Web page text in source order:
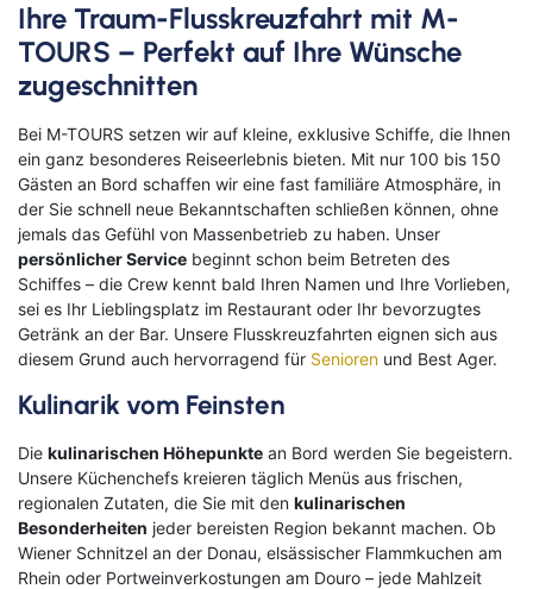
Bahn
Ihre Traum-Flusskreuzfahrt mit M-
TOURS – Perfekt auf Ihre Wünsche
zugeschnitten
Bei M-TOURS setzen wir auf kleine, exklusive Schiffe, die Ihnen
ein ganz besonderes Reiseerlebnis bieten. Mit nur 100 bis 150
Gästen an Bord schaffen wir eine fast familiäre Atmosphäre, in
der Sie schnell neue Bekanntschaften schließen können, ohne
jemals das Gefühl von Massenbetrieb zu haben. Unser
persönlicher Service beginnt schon beim Betreten des
Schiffes – die Crew kennt bald Ihren Namen und Ihre Vorlieben,
sei es Ihr Lieblingsplatz im Restaurant oder Ihr bevorzugtes
Getränk an der Bar. Unsere Flusskreuzfahrten eignen sich aus
diesem Grund auch hervorragend für Senioren und Best Ager.
Kulinarik vom Feinsten
Die kulinarischen Höhepunkte an Bord werden Sie begeistern.
Unsere Küchenchefs kreieren täglich Menüs aus frischen,
regionalen Zutaten, die Sie mit den kulinarischen
Besonderheiten jeder bereisten Region bekannt machen. Ob
Wiener Schnitzel an der Donau, elsässischer Flammkuchen am
Rhein oder Portweinverkostungen am Douro – jede Mahlzeit